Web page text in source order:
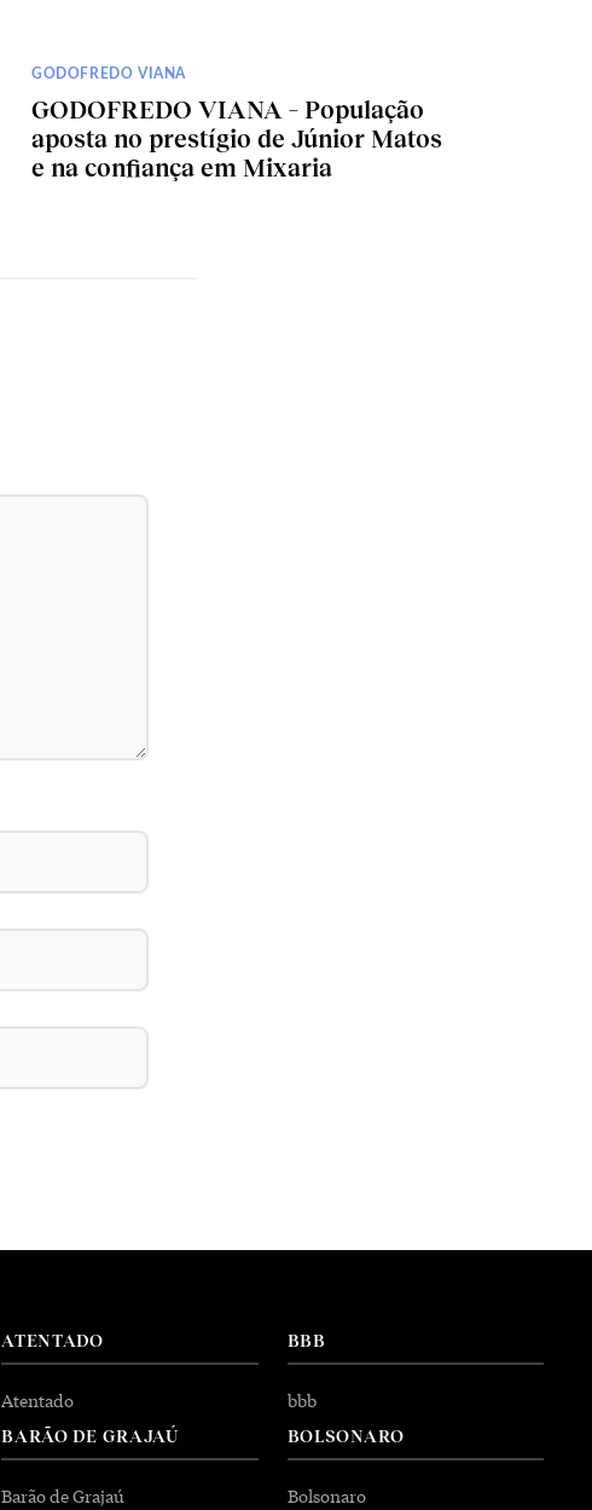
GODOFREDO VIANA
GODOFREDO VIANA – População
aposta no prestígio de Júnior Matos
e na confiança em Mixaria
ATENTADO
Atentado
BARÃO DE GRAJAÚ
Barão de Grajaú
BBB
bbb
BOLSONARO
Bolsonaro